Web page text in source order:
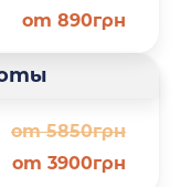
от 890грн
от 5850грн
от 3900грн